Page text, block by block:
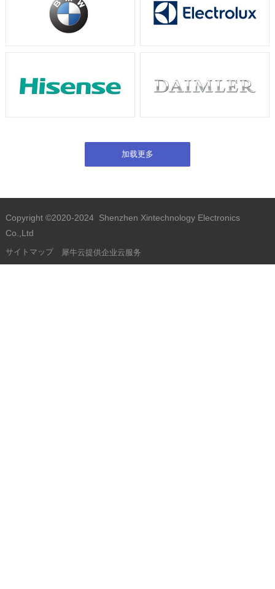
Copyright ©2020-2024 Shenzhen Xintechnology Electronics
Co.,Ltd
サイトマップ 犀牛云提供企业云服务